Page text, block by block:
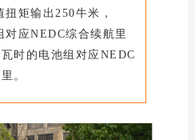
矩输出250牛米，
应NEDC综合续航里
时的电池组对应NEDC
里。